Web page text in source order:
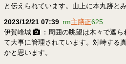
と伝えられています。山上に本丸跡と
2023/12/21 07:39 rm主膳正625
伊賀峰城
：周囲の眺望は木々で遮
て大事に管理されています。対峙する
かと思います。